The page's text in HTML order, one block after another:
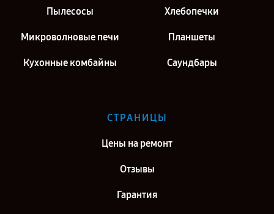
Пылесосы Хлебопечки
Микроволновые печи Планшеты
Кухонные комбайны Саундбары
СТРАНИЦЫ
Цены на ремонт
Отзывы
Гарантия